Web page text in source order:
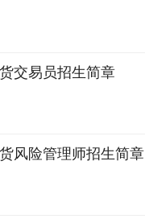
交易员招生简章
风险管理师招生简章